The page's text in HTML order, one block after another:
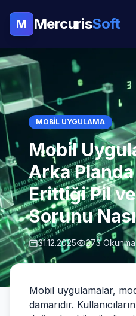
M MercurisSoft
MOBIL UYGULAMA
Mobil
Arka
Erittiği Pil
Sorunu
31.12.2025 273 Okunma
Mobil uygulamalar,
damarıdır.